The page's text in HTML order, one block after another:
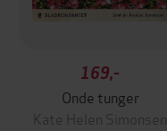
169,-
Onde tunger
Kate Helen Simonsen